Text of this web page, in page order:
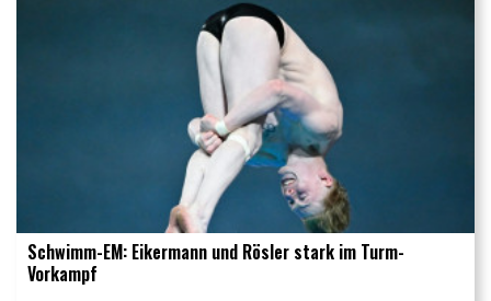
Schwimm-EM: Eikermann und Rösler stark im Turm-
Vorkampf